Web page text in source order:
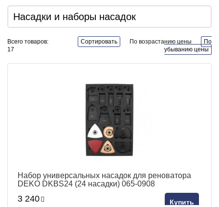
Насадки и наборы насадок
Всего товаров:
17
Сортировать По возрастанию цены
По
убыванию цены
Набор универсальных насадок для реноватора
DEKO DKBS24 (24 насадки) 065-0908
3 240 Купить